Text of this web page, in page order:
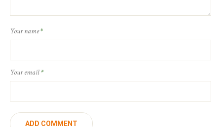
Your name*
Your email*